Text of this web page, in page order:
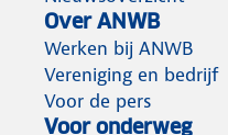
Over ANWB
Werken bij ANWB
Vereniging en bedrijf
Voor de pers
Voor onderweg